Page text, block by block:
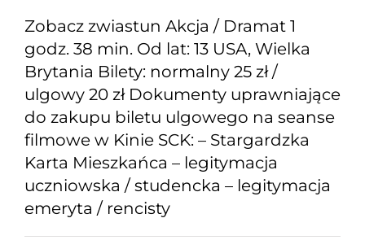
Zobacz zwiastun Akcja / Dramat 1
godz. 38 min. Od lat: 13 USA, Wielka
Brytania Bilety: normalny 25 zł /
ulgowy 20 zł Dokumenty uprawniające
do zakupu biletu ulgowego na seanse
filmowe w Kinie SCK: – Stargardzka
Karta Mieszkańca – legitymacja
uczniowska / studencka – legitymacja
emeryta / rencisty